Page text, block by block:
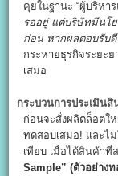
คุยในฐานะ “ผู้บริหา
รออยู่ แต่บริษัทมีนโ
ก่อน หากผลตอบรับดี
กระหายธุรกิจระยะ
เสมอ
กระบวนการประเมิน
ก่อนจะสั่งผลิตล็อตใ
ทดสอบเสมอ! และไ
เทียบ เมื่อได้สินค้า
Sample” (ตัวอย่างท